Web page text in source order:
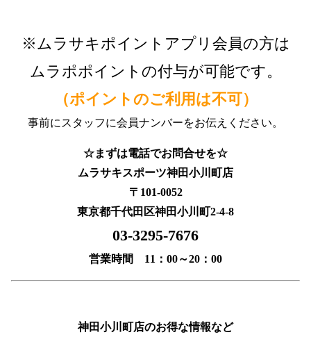
※ムラサキポイントアプリ会員の方は
ムラポポイントの付与が可能です。
（ポイントのご利用は不可）
事前にスタッフに会員ナンバーをお伝えください。
☆まずは電話でお問合せを☆
ムラサキスポーツ神田小川町店
〒101-0052
東京都千代田区神田小川町2-4-8
03-3295-7676
営業時間 11：00～20：00
神田小川町店のお得な情報など